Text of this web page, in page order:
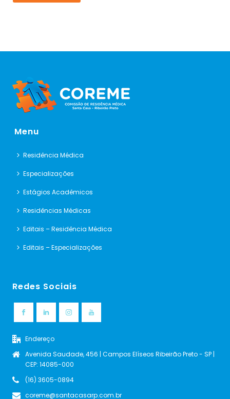
Menu
Residência Médica
Especializações
Estágios Acadêmicos
Residências Médicas
Editais – Residência Médica
Editais – Especializações
Redes Sociais
Endereço
Avenida Saudade, 456 | Campos Elíseos Ribeirão Preto - SP |
CEP: 14085-000
(16) 3605-0894
coreme@santacasarp.com.br